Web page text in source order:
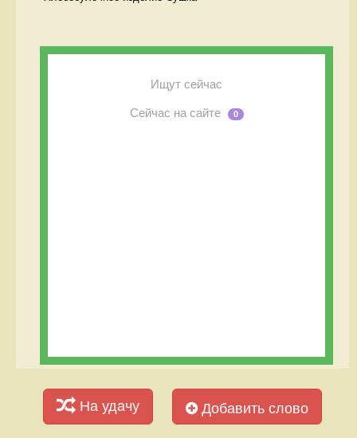
Ищут сейчас
Сейчас на сайте 0
На удачу Добавить слово